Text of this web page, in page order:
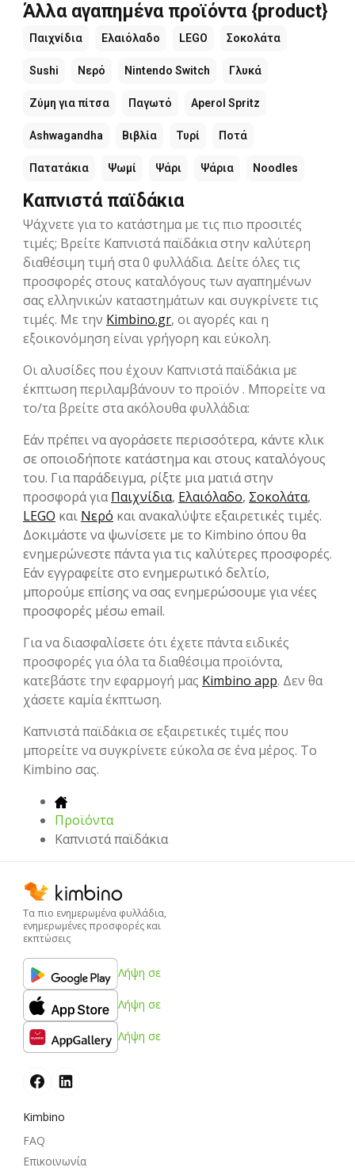
Άλλα αγαπημένα προϊόντα {product}
Παιχνίδια Ελαιόλαδο LEGO Σοκολάτα
Sushi Νερό Nintendo Switch Γλυκά
Ζύμη για πίτσα Παγωτό Aperol Spritz
Ashwagandha Βιβλία Τυρί Ποτά
Πατατάκια Ψωμί Ψάρι Ψάρια Noodles
Καπνιστά παϊδάκια
Ψάχνετε για το κατάστημα με τις πιο προσιτές
τιμές; Βρείτε Καπνιστά παϊδάκια στην καλύτερη
διαθέσιμη τιμή στα 0 φυλλάδια. Δείτε όλες τις
προσφορές στους καταλόγους των αγαπημένων
σας ελληνικών καταστημάτων και συγκρίνετε τις
τιμές. Με την Kimbino.gr, οι αγορές και η
εξοικονόμηση είναι γρήγορη και εύκολη.
Οι αλυσίδες που έχουν Καπνιστά παϊδάκια με
έκπτωση περιλαμβάνουν το προϊόν . Μπορείτε να
το/τα βρείτε στα ακόλουθα φυλλάδια:
Εάν πρέπει να αγοράσετε περισσότερα, κάντε κλικ
σε οποιοδήποτε κατάστημα και στους καταλόγους
του. Για παράδειγμα, ρίξτε μια ματιά στην
προσφορά γιαΠαιχνίδια, Ελαιόλαδο, Σοκολάτα,
LEGO και Νερό και ανακαλύψτε εξαιρετικές τιμές.
Δοκιμάστε να ψωνίσετε με το Kimbino όπου θα
ενημερώνεστε πάντα για τις καλύτερες προσφορές.
Εάν εγγραφείτε στο ενημερωτικό δελτίο,
μπορούμε επίσης να σας ενημερώσουμε για νέες
προσφορές μέσω email.
Για να διασφαλίσετε ότι έχετε πάντα ειδικές
προσφορές για όλα τα διαθέσιμα προϊόντα,
κατεβάστε την εφαρμογή μας Kimbino app. Δεν θα
χάσετε καμία έκπτωση.
Καπνιστά παϊδάκια σε εξαιρετικές τιμές που
μπορείτε να συγκρίνετε εύκολα σε ένα μέρος. Το
Kimbino σας.
Προϊόντα
Καπνιστά παϊδάκια
Τα πιο ενημερωμένα φυλλάδια,
ενημερωμένες προσφορές και
εκπτώσεις
Λήψη σε
Λήψη σε
Λήψη σε
Kimbino
FAQ
Επικοινωνία